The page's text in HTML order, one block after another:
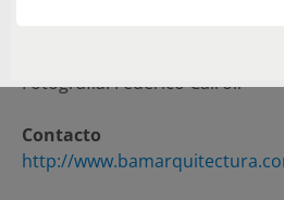
Fotografía: Federico Cairoli
Contacto
http://